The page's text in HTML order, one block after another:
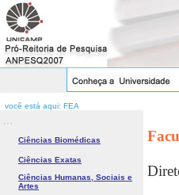
você está aqui: FEA
...
Ciências Biomédicas
Ciências Exatas
Ciências Humanas, Sociais e
Artes